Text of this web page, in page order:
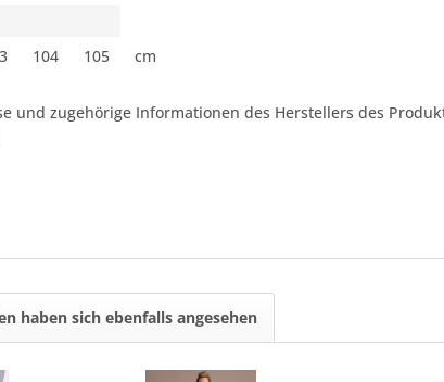
104 105
cm
und zugehörige Informationen des Herstellers des
haben sich ebenfalls angesehen